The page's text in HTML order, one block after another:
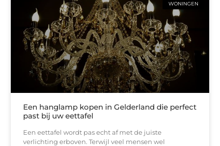
WONINGEN
Een hanglamp kopen in Gelderland die perfect
past bij uw eettafel
Een eettafel wordt pas echt af met de juiste
verlichting erboven. Terwijl veel mensen wel